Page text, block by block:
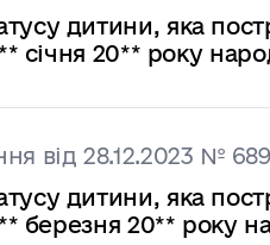
дитини, яка
січня 20** року
від 28.12.2023 № 689
дитини, яка
березня 20** року